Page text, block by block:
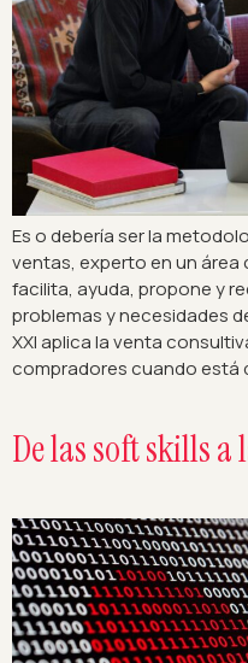
Es o debería ser la
ventas, experto en un
facilita, ayuda, propone y
problemas y necesidades
XXI aplica la venta
compradores cuando está
De las soft skills a